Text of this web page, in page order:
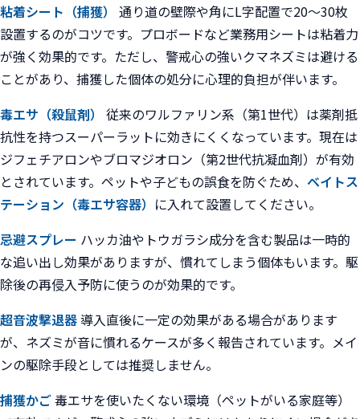
粘着シート（捕獲）
通り道の壁際や角にL字配置で20〜30枚
設置するのがコツです。プロボードなど業務用シートは粘着力
が強く効果的です。ただし、警戒心の強いクマネズミは避ける
ことがあり、捕獲した個体の処分に心理的負担が伴います。
毒エサ（殺鼠剤）
従来のワルファリン系（第1世代）は薬剤抵
抗性を持つスーパーラットに効きにくくなっています。現在は
ジフェチアロンやブロマジオロン（第2世代抗凝血剤）が有効
とされています。ペットや子どもの誤食を防ぐため、 ベイトス
テーション（毒エサ容器） に入れて設置してください。
忌避スプレー ハッカ油やトウガラシ成分を含む製品は一時的
な追い出し効果がありますが、慣れてしまう個体もいます。駆
除後の再侵入予防に使うのが効果的です。
超音波撃退器導入直後に一定の効果がある場合があります
が、ネズミが音に慣れるケースが多く報告されています。メイ
ンの駆除手段としては推奨しません。
捕獲かご毒エサを使いたくない環境（ペットがいる家庭等）